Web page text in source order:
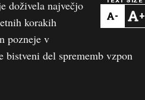
- +
doživela največjo
korakih
pozneje v
bistveni del sprememb vzpon